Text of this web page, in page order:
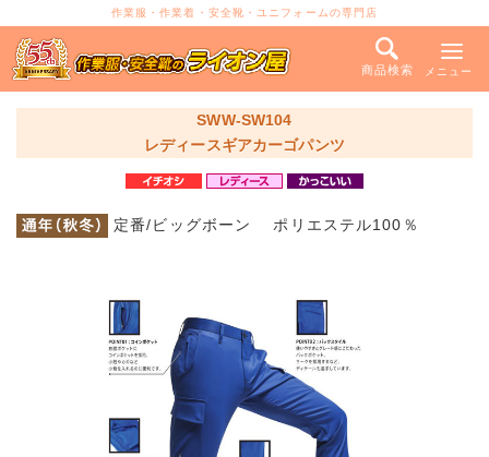
作業服・作業着・安全靴・ユニフォームの専門店
商品検索 メニュー
SWW-SW104
レディースギアカーゴパンツ
定番/ビッグボーン ポリエステル100％